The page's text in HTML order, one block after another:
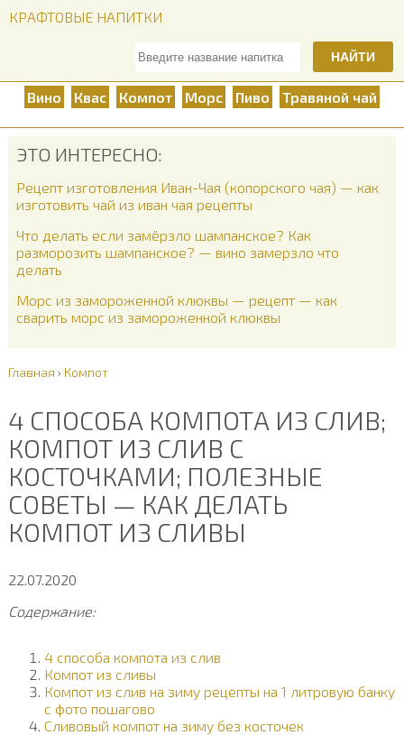
КРАФТОВЫЕ НАПИТКИ
НАЙТИ
Вино Квас Компот Морс Пиво Травяной чай
ЭТО ИНТЕРЕСНО:
Рецепт изготовления Иван-Чая (копорского чая) — как
изготовить чай из иван чая рецепты
Что делать если замёрзло шампанское? Как
разморозить шампанское? — вино замерзло что
делать
Морс из замороженной клюквы — рецепт — как
сварить морс из замороженной клюквы
Главная › Компот
4 СПОСОБА КОМПОТА ИЗ СЛИВ;
КОМПОТ ИЗ СЛИВ С
КОСТОЧКАМИ; ПОЛЕЗНЫЕ
СОВЕТЫ — КАК ДЕЛАТЬ
КОМПОТ ИЗ СЛИВЫ
22.07.2020
Содержание:
4 способа компота из слив
Компот из сливы
Компот из слив на зиму рецепты на 1 литровую банку
с фото пошагово
Сливовый компот на зиму без косточек